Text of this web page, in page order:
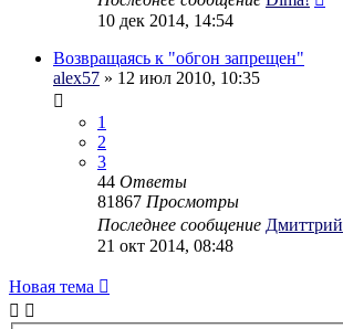
10 дек 2014, 14:54
Возвращаясь к "обгон запрещен"
alex57 » 12 июл 2010, 10:35
1
2
3
44 Ответы
81867 Просмотры
Последнее сообщение Дмиттрий
21 окт 2014, 08:48
Новая тема